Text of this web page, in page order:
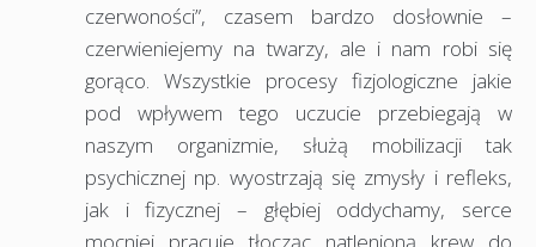
czerwoności”, czasem bardzo dosłownie –
czerwieniejemy na twarzy, ale i nam robi się
gorąco. Wszystkie procesy fizjologiczne jakie
pod wpływem tego uczucie przebiegają w
naszym organizmie, służą mobilizacji tak
psychicznej np. wyostrzają się zmysły i refleks,
jak i fizycznej – głębiej oddychamy, serce